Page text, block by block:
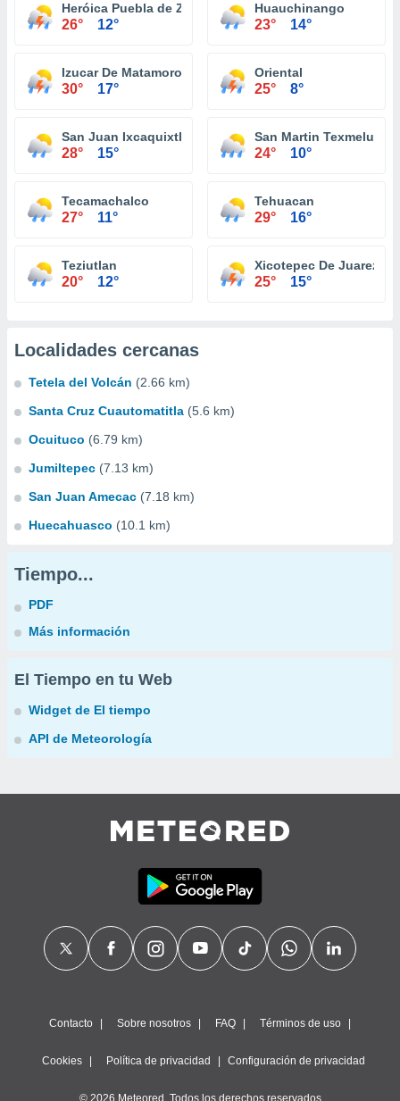
Heróica Puebla de Zaragoza
26° 12°
Huauchinango
23° 14°
Izucar De Matamoros
30° 17°
Oriental
25° 8°
San Juan Ixcaquixtla
28° 15°
San Martin Texmelucan
24° 10°
Tecamachalco
27° 11°
Tehuacan
29° 16°
Teziutlan
20° 12°
Xicotepec De Juarez
25° 15°
Localidades cercanas
Tetela del Volcán (2.66 km)
Santa Cruz Cuautomatitla (5.6 km)
Ocuituco (6.79 km)
Jumiltepec (7.13 km)
San Juan Amecac (7.18 km)
Huecahuasco (10.1 km)
Tiempo...
PDF
Más información
El Tiempo en tu Web
Widget de El tiempo
API de Meteorología
Contacto Sobre nosotros FAQ Términos de uso
Cookies Política de privacidad Configuración de privacidad
© 2026 Meteored. Todos los derechos reservados